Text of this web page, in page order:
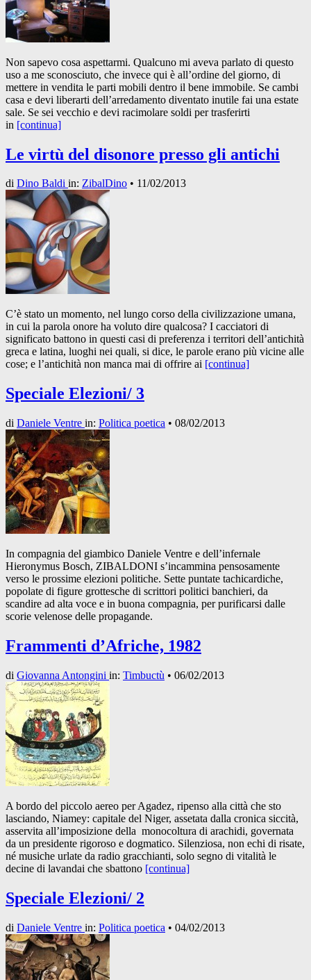
Non sapevo cosa aspettarmi. Qualcuno mi aveva parlato di questo
uso a me sconosciuto, che invece qui è all’ordine del giorno, di
mettere in vendita le parti mobili dentro il bene immobile. Se cambi
casa e devi liberarti dell’arredamento diventato inutile fai una estate
sale. Se sei vecchio e devi racimolare soldi per trasferirti
in [continua]
Le virtù del disonore presso gli antichi
di Dino Baldi in: ZibalDino • 11/02/2013
C’è stato un momento, nel lungo corso della civilizzazione umana,
in cui la parola onore ha voluto dire qualcosa? I cacciatori di
significato battono in questi casi di preferenza i territori dell’antichità
greca e latina, luoghi nei quali, si dice, le parole erano più vicine alle
cose; e l’antichità non manca mai di offrire ai [continua]
Speciale Elezioni/ 3
di Daniele Ventre in: Politica poetica • 08/02/2013
In compagnia del giambico Daniele Ventre e dell’infernale
Hieronymus Bosch, ZIBALDONI s’incammina pensosamente
verso le prossime elezioni politiche. Sette puntate tachicardiche,
popolate di figure grottesche di scrittori politici banchieri, da
scandire ad alta voce e in buona compagnia, per purificarsi dalle
scorie velenose delle propagande.
Frammenti d’Afriche, 1982
di Giovanna Antongini in: Timbuctù • 06/02/2013
A bordo del piccolo aereo per Agadez, ripenso alla città che sto
lasciando, Niamey: capitale del Niger, assetata dalla cronica siccità,
asservita all’imposizione della monocoltura di arachidi, governata
da un presidente rigoroso e dogmatico. Silenziosa, non echi di risate,
né musiche urlate da radio gracchianti, solo segno di vitalità le
decine di lavandai che sbattono [continua]
Speciale Elezioni/ 2
di Daniele Ventre in: Politica poetica • 04/02/2013